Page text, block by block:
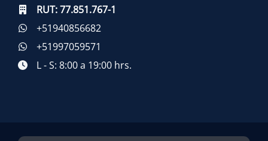
RUT:77.851.767-1
+51940856682
+51997059571
L - S: 8:00 a 19:00 hrs.